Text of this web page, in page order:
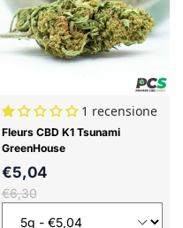
1 recensione
Fleurs CBD K1 Tsunami
GreenHouse
€5,04
€6,30